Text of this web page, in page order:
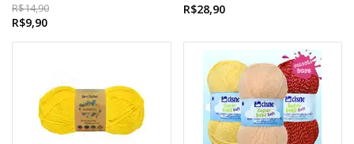
R$14,90
R$9,90
R$28,90